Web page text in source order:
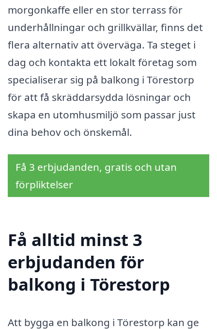
morgonkaffe eller en stor terrass för
underhållningar och grillkvällar, finns det
flera alternativ att överväga. Ta steget i
dag och kontakta ett lokalt företag som
specialiserar sig på balkong i Törestorp
för att få skräddarsydda lösningar och
skapa en utomhusmiljö som passar just
dina behov och önskemål.
Få 3 erbjudanden, gratis och utan
förpliktelser
Få alltid minst 3
erbjudanden för
balkong i Törestorp
Att bygga en balkong i Törestorp kan ge